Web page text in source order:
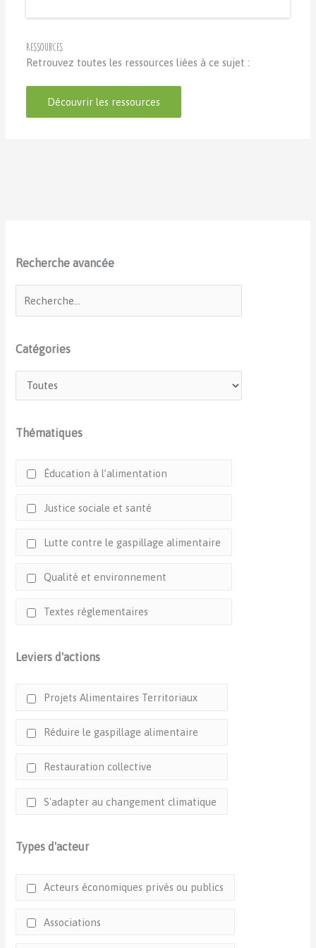
Ressources
Retrouvez toutes les ressources liées à ce sujet :
Découvrir les ressources
Recherche avancée
Catégories
Thématiques
Éducation à l’alimentation
Justice sociale et santé
Lutte contre le gaspillage alimentaire
Qualité et environnement
Textes réglementaires
Leviers d'actions
Projets Alimentaires Territoriaux
Réduire le gaspillage alimentaire
Restauration collective
S'adapter au changement climatique
Types d'acteur
Acteurs économiques privés ou publics
Associations